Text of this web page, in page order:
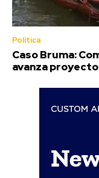
Política
Caso Bruma:
avanza